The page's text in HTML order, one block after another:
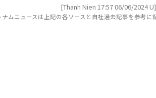
[Thanh Nien 17:57 06/06/2024
ナムニュースは上記の各ソースと自社過去記事を参考に